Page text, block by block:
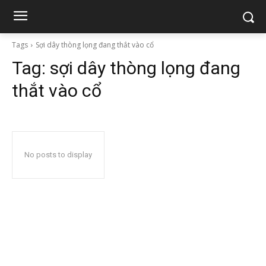
Tags Sợi dây thòng lọng đang thắt vào cổ
Tag: sợi dây thòng lọng đang
thắt vào cổ
No posts to display